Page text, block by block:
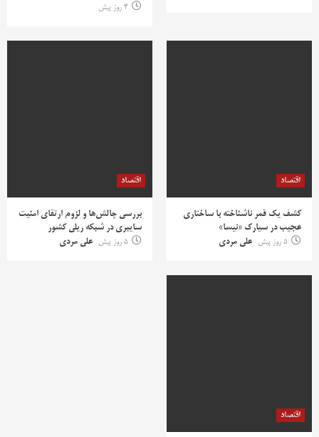
4 روز پیش
اقتصاد
کشف یک قمر ناشناخته با ساختاری
عجیب در سیارک «نیسا»
5 روز پیش
علی مردی
اقتصاد
بررسی چالش‌ها و لزوم ارتقای امنیت
سایبری در شبکه ریلی کشور
5 روز پیش
علی مردی
اقتصاد